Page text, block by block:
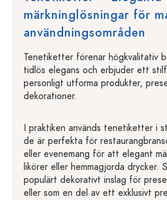
märkninglösningar för
användningsområden
Tenetiketter förenar högkvalitativ
tidlös elegans och erbjuder ett
personligt utforma produkter,
dekorationer.
I praktiken används tenetiketter i
de är perfekta för
eller evenemang för att elegant
likörer eller hemmagjorda drycker.
populärt dekorativt inslag för
eller som en del av ett exklusivt